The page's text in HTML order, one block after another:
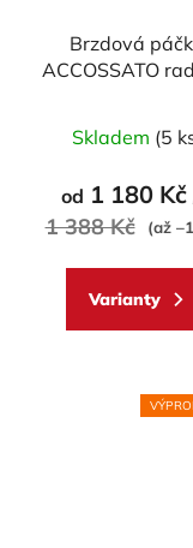
Brzdová
ACCOSSATO
pumpy (NE pro
Skladem (5
od 1 180 Kč
1 388 Kč (až
Varianty